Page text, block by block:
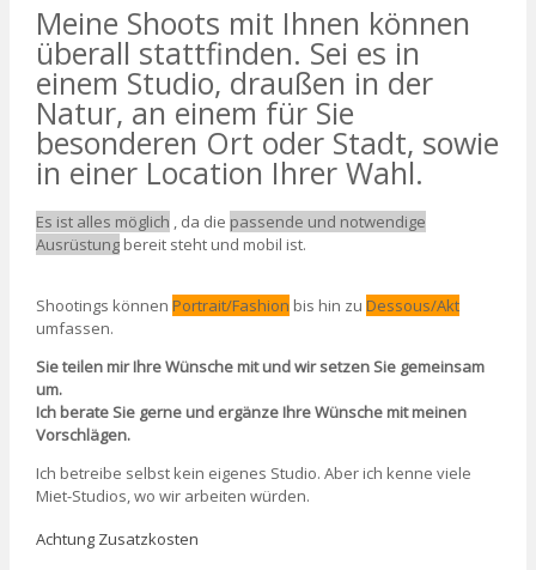
Meine Shoots mit Ihnen können
überall stattfinden. Sei es in
einem Studio, draußen in der
Natur, an einem für Sie
besonderen Ort oder Stadt, sowie
in einer Location Ihrer Wahl.
Es ist alles möglich , da die passende und notwendige
Ausrüstungbereit steht und mobil ist.
Shootings können Portrait/Fashion bis hin zu Dessous/Akt
umfassen.
Sie teilen mir Ihre Wünsche mit und wir setzen Sie gemeinsam
um.
Ich berate Sie gerne und ergänze Ihre Wünsche mit meinen
Vorschlägen.
Ich betreibe selbst kein eigenes Studio. Aber ich kenne viele
Miet-Studios, wo wir arbeiten würden.
Achtung Zusatzkosten